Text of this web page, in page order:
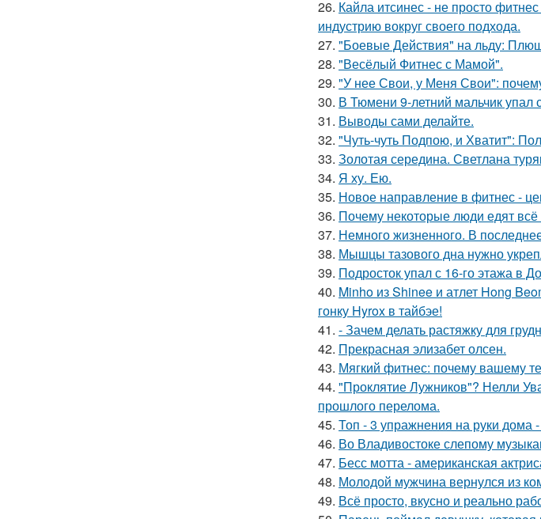
26. Кайла итсинес - не просто
индустрию вокруг своего подхода.
27. "Боевые Действия" на льду:
28. "Весёлый Фитнес с Мамой".
29. "У нее Свои, у Меня Свои":
30. В Тюмени 9-летний мальчик упал
31. Выводы сами делайте.
32. "Чуть-чуть Подпою, и Хватит":
33. Золотая середина. Светлана
34. Я ху. Ею.
35. Новое направление в фитнес -
36. Почему некоторые люди едят всё
37. Немного жизненного. В
38. Мышцы тазового дна нужно
39. Подросток упал с 16-го этажа в
40. Minho из Shinee и атлет Hong
гонку Hyrox в тайбэе!
41. - Зачем делать растяжку для
42. Прекрасная элизабет олсен.
43. Мягкий фитнес: почему вашему
44. "Проклятие Лужников"? Нелли
прошлого перелома.
45. Топ - 3 упражнения на руки дома -
46. Во Владивостоке слепому
47. Бесс мотта - американская
48. Молодой мужчина вернулся из
49. Всё просто, вкусно и реально